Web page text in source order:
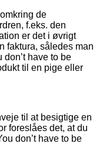
de
f.eks. den
er det i øvrigt
faktura, således man
have to be
til en pige eller
til at besigtige en
foreslåes det, at du
don’t have to be